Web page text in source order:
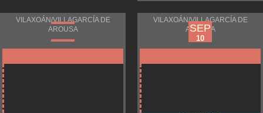
VILAXOÁN/VILLAGARCÍA DE
AROUSA
VILAXOÁN/VILLAGARCÍA DE
AROUSA
SEP
07
SEP
10